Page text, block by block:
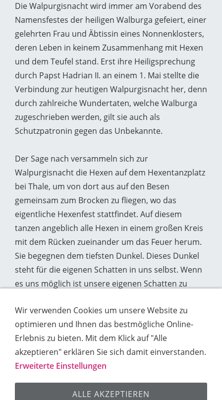
Die Walpurgisnacht wird immer am Vorabend des
Namensfestes der heiligen Walburga gefeiert, einer
gelehrten Frau und Äbtissin eines Nonnenklosters,
deren Leben in keinem Zusammenhang mit Hexen
und dem Teufel stand. Erst ihre Heiligsprechung
durch Papst Hadrian II. an einem 1. Mai stellte die
Verbindung zur heutigen Walpurgisnacht her, denn
durch zahlreiche Wundertaten, welche Walburga
zugeschrieben werden, gilt sie auch als
Schutzpatronin gegen das Unbekannte.
Der Sage nach versammeln sich zur
Walpurgisnacht die Hexen auf dem Hexentanzplatz
bei Thale, um von dort aus auf den Besen
gemeinsam zum Brocken zu fliegen, wo das
eigentliche Hexenfest stattfindet. Auf diesem
tanzen angeblich alle Hexen in einem großen Kreis
mit dem Rücken zueinander um das Feuer herum.
Sie begegnen dem tiefsten Dunkel. Dieses Dunkel
steht für die eigenen Schatten in uns selbst. Wenn
es uns möglich ist unsere eigenen Schatten zu
sogenannte Hexenmal und die „Fähigkeit der
Zauberei„. So haben auch wir als Verein ein
bisschen dort …… gezaubert.
Kontakt Datenschutz
Wir verwenden Cookies um unsere Website zu
optimieren und Ihnen das bestmögliche Online-
Erlebnis zu bieten. Mit dem Klick auf "Alle
akzeptieren" erklären Sie sich damit einverstanden.
Erweiterte Einstellungen
ALLE AKZEPTIEREN